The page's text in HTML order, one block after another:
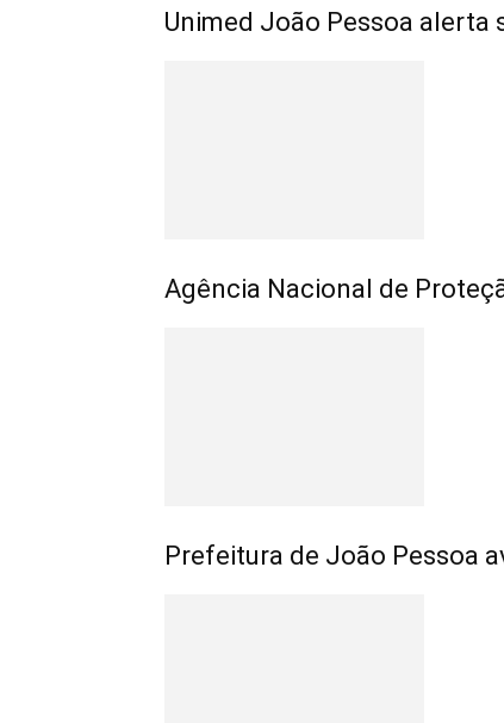
Unimed João Pessoa alerta
Agência Nacional de
Prefeitura de João Pessoa